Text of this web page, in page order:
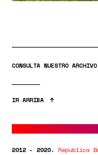
CONSULTA NUESTRO
IR ARRIBA
2012 - 2020. República